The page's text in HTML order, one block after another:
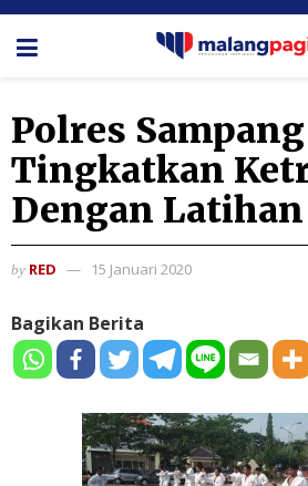
Polres Sampang
Tingkatkan
Dengan
by RED 15 Januari 2020
Bagikan Berita